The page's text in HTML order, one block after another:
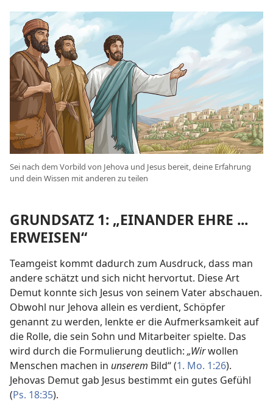
Sei nach dem Vorbild von Jehova und Jesus bereit, deine Erfahrung
und dein Wissen mit anderen zu teilen
GRUNDSATZ 1: „EINANDER EHRE ...
ERWEISEN“
Teamgeist kommt dadurch zum Ausdruck, dass man
andere schätzt und sich nicht hervortut. Diese Art
Demut konnte sich Jesus von seinem Vater abschauen.
Obwohl nur Jehova allein es verdient, Schöpfer
genannt zu werden, lenkte er die Aufmerksamkeit auf
die Rolle, die sein Sohn und Mitarbeiter spielte. Das
wird durch die Formulierung deutlich: „Wirwollen
Menschen machen in unserem Bild“ (1. Mo. 1:26).
Jehovas Demut gab Jesus bestimmt ein gutes Gefühl
(Ps. 18:35).